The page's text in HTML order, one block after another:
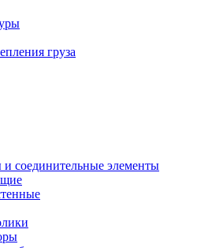
груза
соединительные элементы